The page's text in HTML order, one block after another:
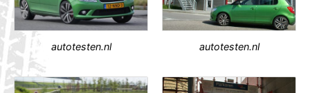
autotesten.nl autotesten.nl